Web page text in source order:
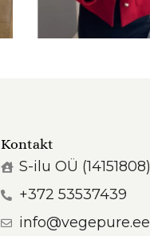
Kontakt
S-ilu OÜ (14151808)
+372 53537439
info@vegepure.ee